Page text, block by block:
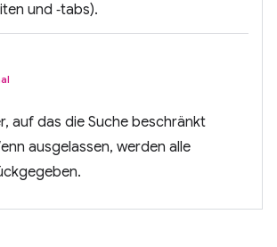
und ‑tabs).
auf das die Suche beschränkt
ausgelassen, werden alle